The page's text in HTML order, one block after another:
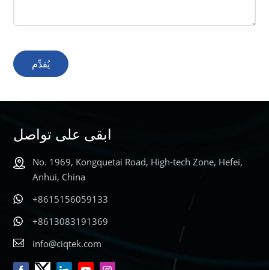
يُقدِّم
ابقى على تواصل
No. 1969, Kongquetai Road, High-tech Zone, Hefei,
Anhui, China
+8615156059133
+8613083191369
info@ciqtek.com